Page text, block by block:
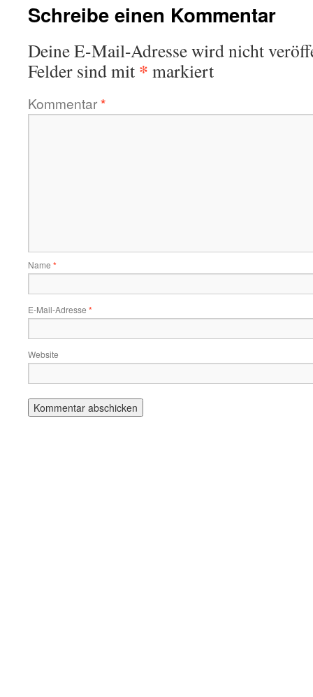
Schreibe einen Kommentar
Deine E-Mail-Adresse wird nicht
Felder sind mit * markiert
Kommentar*
Name *
E-Mail-Adresse *
Website